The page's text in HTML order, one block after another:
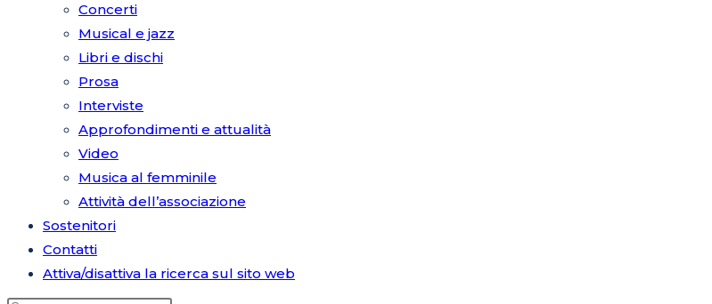
Concerti
Musical e jazz
Libri e dischi
Prosa
Interviste
Approfondimenti e attualità
Video
Musica al femminile
Attività dell’associazione
Sostenitori
Contatti
Attiva/disattiva la ricerca sul sito web